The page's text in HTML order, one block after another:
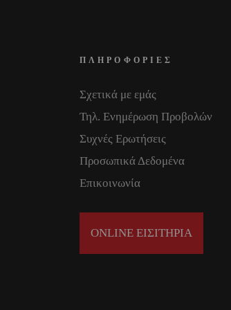
ΠΛΗΡΟΦΟΡΙΕΣ
Σχετικά με εμάς
Τηλ. Ενημέρωση Προβολών
Συχνές Ερωτήσεις
Προσωπικά Δεδομένα
Επικοινωνία
ONLINE ΕΙΣΙΤΗΡΙΑ